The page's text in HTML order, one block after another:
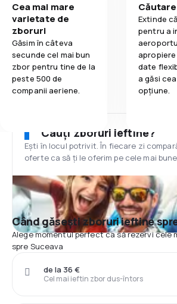
Cea mai mare
varietate de
zboruri
Găsim în câteva
secunde cel mai bun
zbor pentru tine de la
peste 500 de
companii aeriene.
Extinde
pentru a
apropiere
date
a găsi
opțiune.
Cauți zboruri ieftine?
Ești în locul potrivit. În fiecare zi
oferte ca să ți le oferim pe cele mai
Când găsești zboruri ieftine
Alege momentul perfect ca să rezervi cele
spre Suceava
Cel mai ieftin zbor dus-întors
de la 36 €